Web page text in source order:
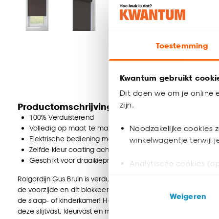
Toestemming
Kwantum gebruikt
Dit doen we om je online
zijn.
Noodzakelijke cookies
winkelwagentje terwijl
Analytische cookies
ook buiten deWeigeren
Productomschrijving
100% Verduisterend
Volledig op maat te maken
Elektrische bediening mogelijk
Zelfde kleur coating achterzijde
Geschikt voor draaikiepramen
Rolgordijn Gus Bruin is verduisterend en heeft een zachte/
de voorzijde en dit blokkeert al het licht van buitenaf, geeft
de slaap- of kinderkamer! Het rolgordijn is gemaakt van
deze slijtvast, kleurvast en makkelijk te onderhouden is. Dit